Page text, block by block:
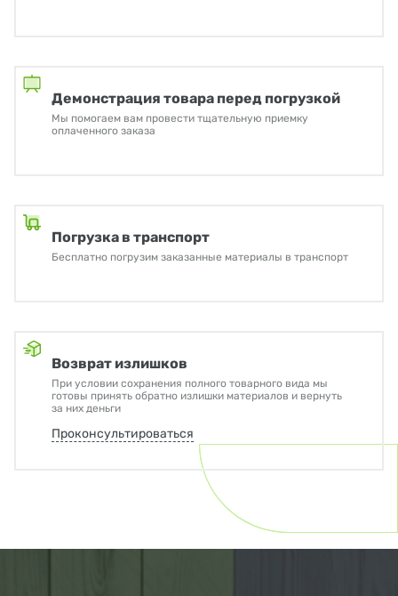
Демонстрация товара перед погрузкой
Мы помогаем вам провести тщательную приемку
оплаченного заказа
Погрузка в транспорт
Бесплатно погрузим заказанные материалы в транспорт
Возврат излишков
При условии сохранения полного товарного вида мы
готовы принять обратно излишки материалов и вернуть
за них деньги
Проконсультироваться